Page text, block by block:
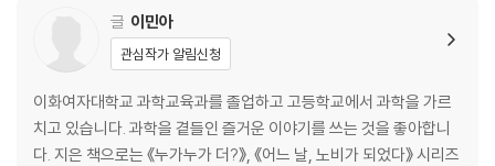
움직이는 장치이자 이야기를 더 흥미롭게 만드는 힘으로 작동한다.
이 책은 게임판타지의 속도감, 타임슬립 모험의 신선함, 그리고 누군가를
살리고 싶다는 따뜻한 마음을 함께 담은 작품이다. 웃기지만 가볍지 않고,
신나지만 끝내 다정한 스토리를 읽으며 학생들에게 “나도 누군가를 도울
수 있다”는 작고 단단한 용기를 건넨다.
글 이민아
관심작가 알림신청
이화여자대학교 과학교육과를 졸업하고 고등학교에서 과학을 가르
치고 있습니다. 과학을 곁들인 즐거운 이야기를 쓰는 것을 좋아합니
다. 지은 책으로는 《누가누가 더?》, 《어느 날, 노비가 되었다》 시리즈